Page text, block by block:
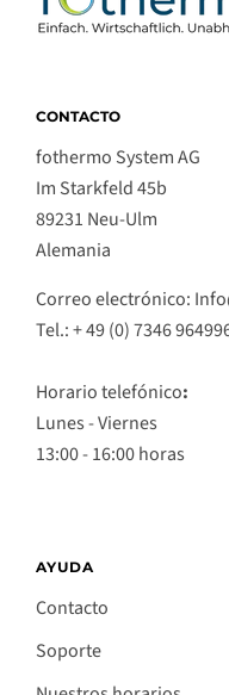
CONTACTO
fothermo System AG
Im Starkfeld 45b
89231 Neu-Ulm
Alemania
Correo electrónico:
Tel.: + 49 (0) 7346
Horario telefónico:
Lunes - Viernes
13:00 - 16:00 horas
AYUDA
Contacto
Soporte